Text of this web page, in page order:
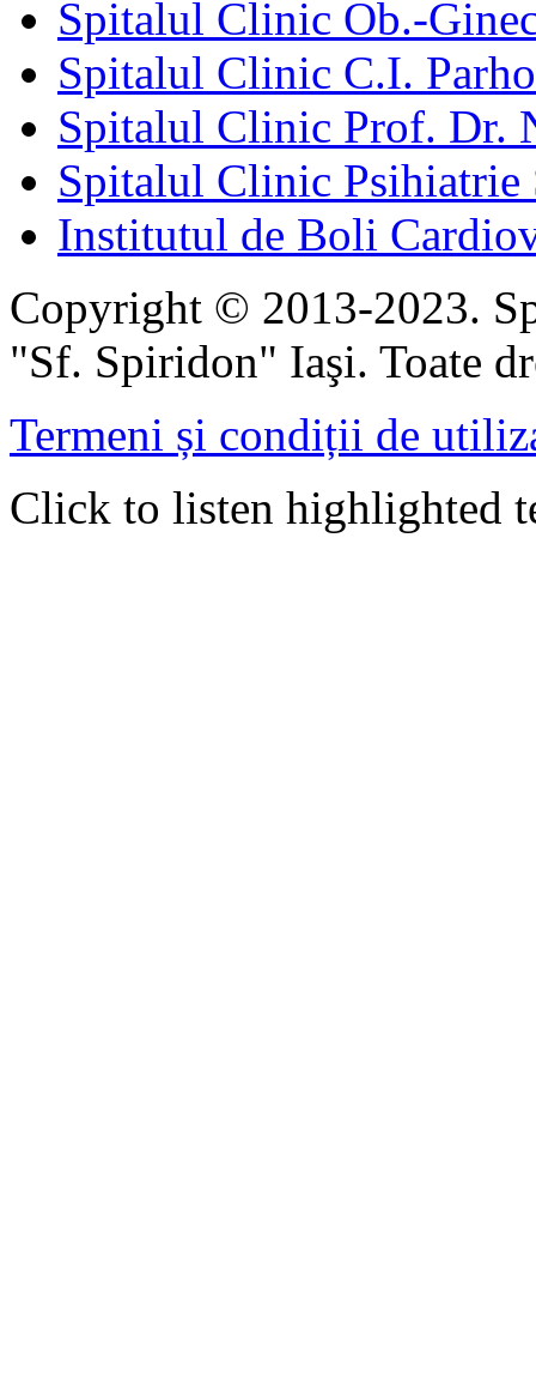
Spitalul Clinic Ob.-
Spitalul Clinic C.I.
Spitalul Clinic Prof. Dr.
Spitalul Clinic Psihiatrie
Institutul de Boli
Copyright © 2013-2023.
"Sf. Spiridon" Iaşi. Toate
Termeni și condiții de
Click to listen highlighted